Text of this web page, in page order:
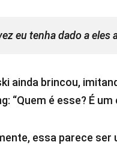
eu tenha dado a
ainda brincou,
“Quem é esse? É
essa parece